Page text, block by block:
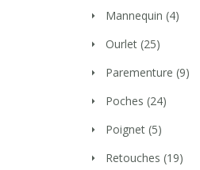
Mannequin (4)
Ourlet (25)
Parementure (9)
Poches (24)
Poignet (5)
Retouches (19)